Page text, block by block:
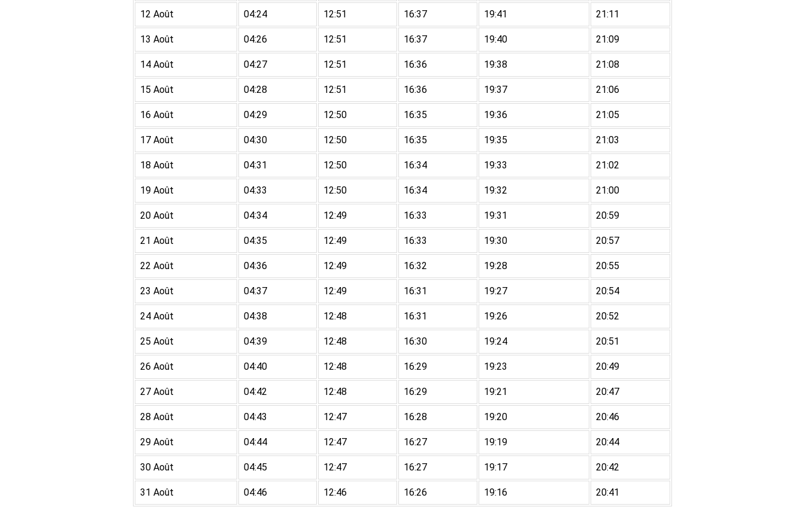
12 Août 04:24 12:51 16:37 19:41 21:11
13 Août 04:26 12:51 16:37 19:40 21:09
14 Août 04:27 12:51 16:36 19:38 21:08
15 Août 04:28 12:51 16:36 19:37 21:06
16 Août 04:29 12:50 16:35 19:36 21:05
17 Août 04:30 12:50 16:35 19:35 21:03
18 Août 04:31 12:50 16:34 19:33 21:02
19 Août 04:33 12:50 16:34 19:32 21:00
20 Août 04:34 12:49 16:33 19:31 20:59
21 Août 04:35 12:49 16:33 19:30 20:57
22 Août 04:36 12:49 16:32 19:28 20:55
23 Août 04:37 12:49 16:31 19:27 20:54
24 Août 04:38 12:48 16:31 19:26 20:52
25 Août 04:39 12:48 16:30 19:24 20:51
26 Août 04:40 12:48 16:29 19:23 20:49
27 Août 04:42 12:48 16:29 19:21 20:47
28 Août 04:43 12:47 16:28 19:20 20:46
29 Août 04:44 12:47 16:27 19:19 20:44
30 Août 04:45 12:47 16:27 19:17 20:42
31 Août 04:46 12:46 16:26 19:16 20:41